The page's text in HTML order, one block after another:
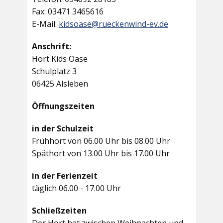
Fax: 03471 3465616
E-Mail: kidsoase@rueckenwind-ev.de
Anschrift:
Hort Kids Oase
Schulplatz 3
06425 Alsleben
Öffnungszeiten
in der Schulzeit
Frühhort von 06.00 Uhr bis 08.00 Uhr
Späthort von 13.00 Uhr bis 17.00 Uhr
in der Ferienzeit
täglich 06.00 - 17.00 Uhr
Schließzeiten